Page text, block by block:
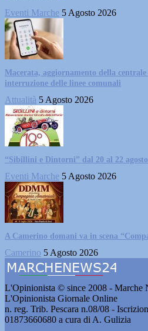
Eventi Marche 5 Agosto 2026
Macerata, aggiornamento della
interruzione delle linee comunali
Attualità 5 Agosto 2026
“Sibillini e Dintorni” dal 20 al 22
Eventi Marche 5 Agosto 2026
A Camerino domani va in scena
Camerino 5 Agosto 2026
L'Opinionista © since 2008 - Marche
L'Opinionista Giornale Online
n. reg. Trib. Pescara n.08/08 -
01873660680 a cura di A. Gulizia